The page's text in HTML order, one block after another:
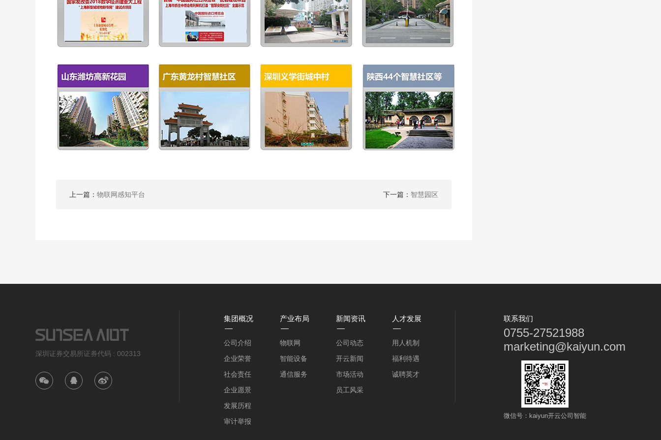
上一篇： 物联网感知平台 下一篇： 智慧园区
深圳证券交易所证券代码 : 002313
集团概况
公司介绍
企业荣誉
社会责任
企业愿景
发展历程
审计举报
产业布局
物联网
智能设备
通信服务
新闻资讯
公司动态
开云新闻
市场活动
员工风采
人才发展
用人机制
福利待遇
诚聘英才
联系我们
0755-27521988
marketing@kaiyun.com
微信号：kaiyun开云公司智能